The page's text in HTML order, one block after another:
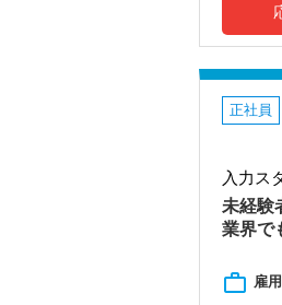
事務所
＼
【フラ
（１）
平日に
資格取
入り口
応接室
お客様
２０代
チーム
正社員
入力ス
未経験
業界で
work_outline 雇